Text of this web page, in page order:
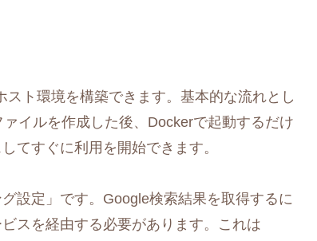
ト環境を構築できます。基本的な流れとし
イルを作成した後、Dockerで起動するだけ
てすぐに利用を開始できます。
設定」です。Google検索結果を取得するに
スを経由する必要があります。これは